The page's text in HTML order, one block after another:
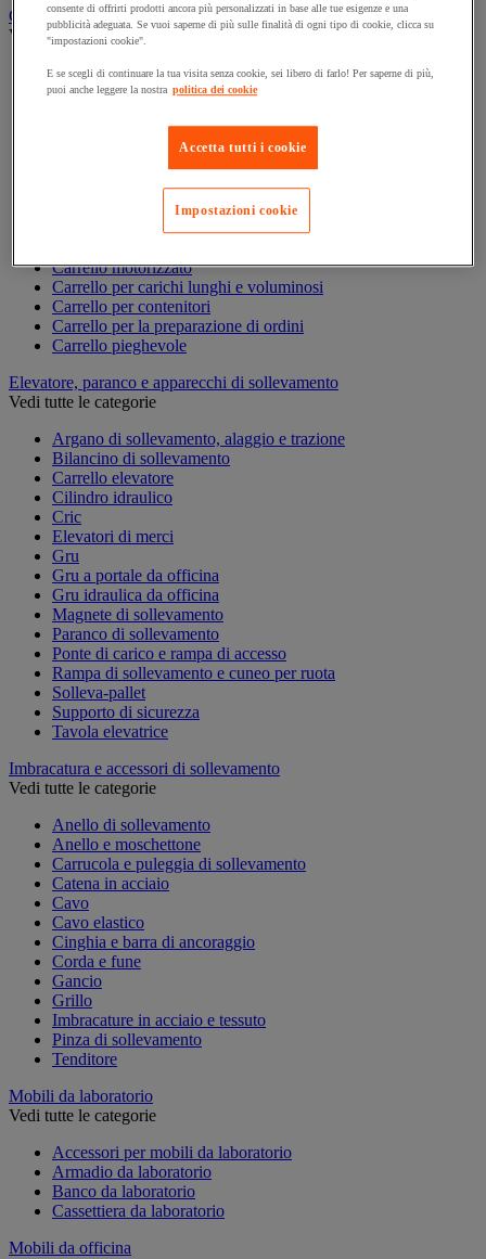
Carrello a ripiani e rimorchio industriale
Vedi tutte le categorie
Accessori per carrello
Carrello a livello costante
Carrello a rimorchio
Carrello con pareti a griglia
Carrello con ripiani
Carrello con ripiani in alluminio e in inox
Carrello con sponda fissa e rimovibile
Carrello contenitore
Carrello motorizzato
Carrello per carichi lunghi e voluminosi
Carrello per contenitori
Carrello per la preparazione di ordini
Carrello pieghevole
Elevatore, paranco e apparecchi di sollevamento
Vedi tutte le categorie
Argano di sollevamento, alaggio e trazione
Bilancino di sollevamento
Carrello elevatore
Cilindro idraulico
Cric
Elevatori di merci
Gru
Gru a portale da officina
Gru idraulica da officina
Magnete di sollevamento
Paranco di sollevamento
Ponte di carico e rampa di accesso
Rampa di sollevamento e cuneo per ruota
Solleva-pallet
Supporto di sicurezza
Tavola elevatrice
Imbracatura e accessori di sollevamento
Vedi tutte le categorie
Anello di sollevamento
Anello e moschettone
Carrucola e puleggia di sollevamento
Catena in acciaio
Cavo
Cavo elastico
Cinghia e barra di ancoraggio
Corda e fune
Gancio
Grillo
Imbracature in acciaio e tessuto
Pinza di sollevamento
Tenditore
Mobili da laboratorio
Vedi tutte le categorie
Accessori per mobili da laboratorio
Armadio da laboratorio
Banco da laboratorio
Cassettiera da laboratorio
Mobili da officina
consente di offrirti prodotti ancora più personalizzati in base alle tue esigenze e una
pubblicità adeguata. Se vuoi saperne di più sulle finalità di ogni tipo di cookie, clicca su
"impostazioni cookie".
E se scegli di continuare la tua visita senza cookie, sei libero di farlo! Per saperne di più,
puoi anche leggere la nostra politica dei cookie
Accetta tutti i cookie
Impostazioni cookie